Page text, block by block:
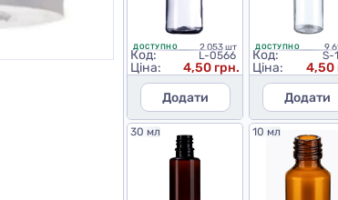
ДОСТУПНО 2 053 шт
Код: L-0566
Ціна:
4,50 грн.
Додати
ДОСТУПНО 9
Код: S-
Ціна:
4,50
Додати
30 мл 10 мл